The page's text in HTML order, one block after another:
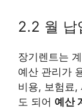
2.2 월 납
장기렌트는
예산 관리가
비용, 보험료,
도 되어 예산